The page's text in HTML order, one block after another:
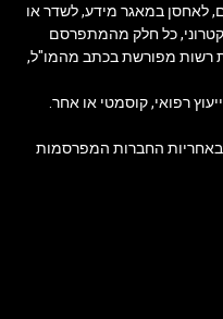
לאחסן במאגר מידע, לשדר או
כל חלק מהמתפרסם
רשות מפורשת בכתב מהמו"ל,
רפואי, קוסמטי או אחר.
באחריות החברות המפרסמות